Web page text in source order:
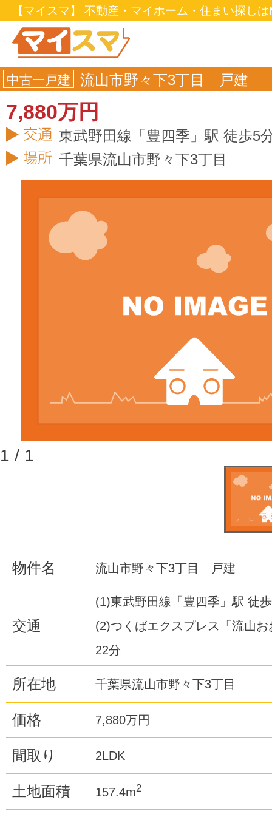
【マイスマ】 不動産・マイホーム・住まい探し
中古一戸建 流山市野々下3丁目 戸建
7,880万円
東武野田線「豊四季」駅 徒歩5
千葉県流山市野々下3丁目
1 / 1
物件名 流山市野々下3丁目 戸建
交通
(1)東武野田線「豊四季」駅 徒
(2)つくばエクスプレス「流山
22分
所在地 千葉県流山市野々下3丁目
価格 7,880万円
間取り 2LDK
土地面積 157.4m2